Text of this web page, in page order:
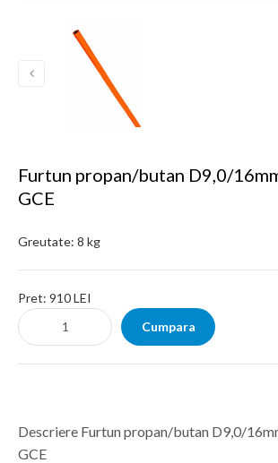
Furtun propan/butan D9,0/
GCE
Greutate: 8 kg
Pret: 910 LEI
Descriere Furtun propan/butan D9,0/
GCE